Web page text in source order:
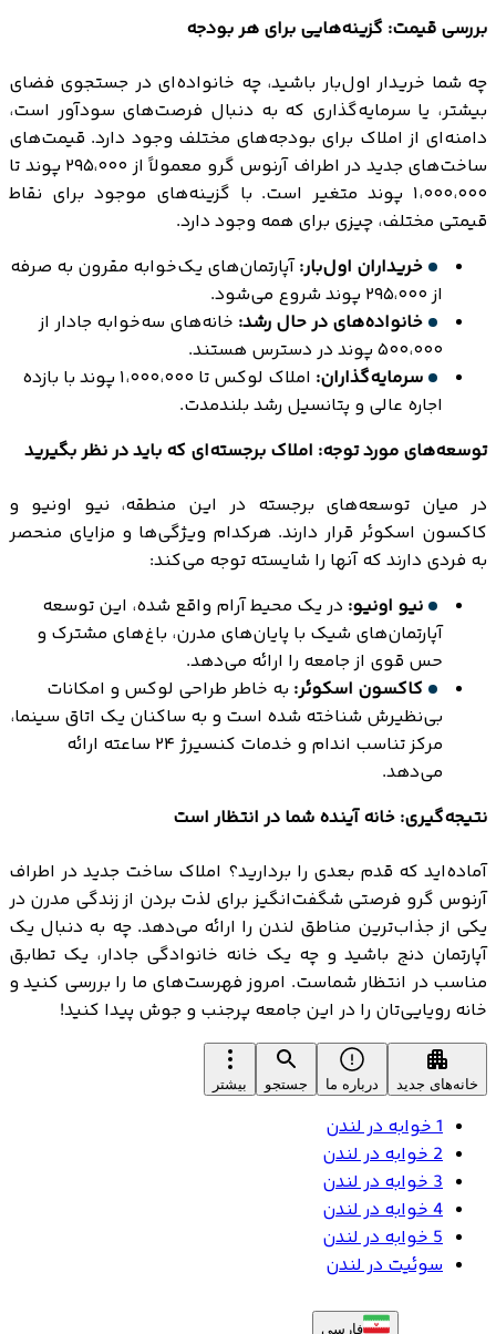
بررسی قیمت: گزینه‌هایی برای هر بودجه
چه شما خریدار اول‌بار باشید، چه خانواده‌ای در جستجوی فضای
بیشتر، یا سرمایه‌گذاری که به دنبال فرصت‌های سودآور است،
دامنه‌ای از املاک برای بودجه‌های مختلف وجود دارد. قیمت‌های
ساخت‌های جدید در اطراف آرنوس گرو معمولاً از ۲۹۵،۰۰۰ پوند تا
۱،۰۰۰،۰۰۰ پوند متغیر است. با گزینه‌های موجود برای نقاط
قیمتی مختلف، چیزی برای همه وجود دارد.
خریداران اول‌بار:آپارتمان‌های یک‌خوابه مقرون به صرفه
از ۲۹۵،۰۰۰ پوند شروع می‌شود.
خانواده‌های در حال رشد: خانه‌های سه‌خوابه جادار از
۵۰۰،۰۰۰ پوند در دسترس هستند.
سرمایه‌گذاران:
املاک لوکس تا ۱،۰۰۰،۰۰۰ پوند با بازده
اجاره عالی و پتانسیل رشد بلندمدت.
توسعه‌های مورد توجه: املاک برجسته‌ای که باید در نظر بگیرید
در میان توسعه‌های برجسته در این منطقه، نیو اونیو و
کاکسون اسکوئر قرار دارند. هرکدام ویژگی‌ها و مزایای منحصر
به فردی دارند که آنها را شایسته توجه می‌کند:
نیو اونیو: در یک محیط آرام واقع شده، این توسعه
آپارتمان‌های شیک با پایان‌های مدرن، باغ‌های مشترک و
حس قوی از جامعه را ارائه می‌دهد.
کاکسون اسکوئر: به خاطر طراحی لوکس و امکانات
بی‌نظیرش شناخته شده است و به ساکنان یک اتاق سینما،
مرکز تناسب اندام و خدمات کنسیرژ ۲۴ ساعته ارائه
می‌دهد.
نتیجه‌گیری: خانه آینده شما در انتظار است
آماده‌اید که قدم بعدی را بردارید؟ املاک ساخت جدید در اطراف
آرنوس گرو فرصتی شگفت‌انگیز برای لذت بردن از زندگی مدرن در
یکی از جذاب‌ترین مناطق لندن را ارائه می‌دهد. چه به دنبال یک
آپارتمان دنج باشید و چه یک خانه خانوادگی جادار، یک تطابق
مناسب در انتظار شماست. امروز فهرست‌های ما را بررسی کنید و
خانه رویایی‌تان را در این جامعه پرجنب و جوش پیدا کنید!
خانه‌های جدید درباره ما جستجو بیشتر
1 خوابه در لندن
2 خوابه در لندن
3 خوابه در لندن
4 خوابه در لندن
5 خوابه در لندن
سوئیت در لندن
فارسی